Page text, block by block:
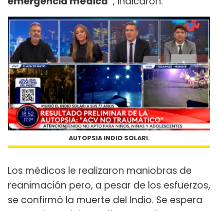
AUTOPSIA INDIO SOLARI.
Los médicos le realizaron maniobras de
reanimación pero, a pesar de los esfuerzos,
se confirmó la muerte del Indio. Se espera